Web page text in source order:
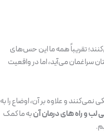
تقریباً همه ما این حس‌های
سراغمان می‌آید، اما در واقعیت
و علاوه بر آن، اوضاع را به
و راه های درمان آنبه ما کمک